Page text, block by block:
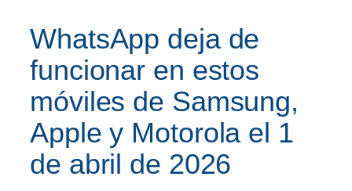
WhatsApp deja de
funcionar en estos
móviles de Samsung,
Apple y Motorola el 1
de abril de 2026